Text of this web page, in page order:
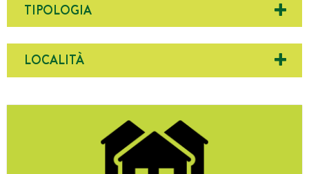
TIPOLOGIA
LOCALITÀ